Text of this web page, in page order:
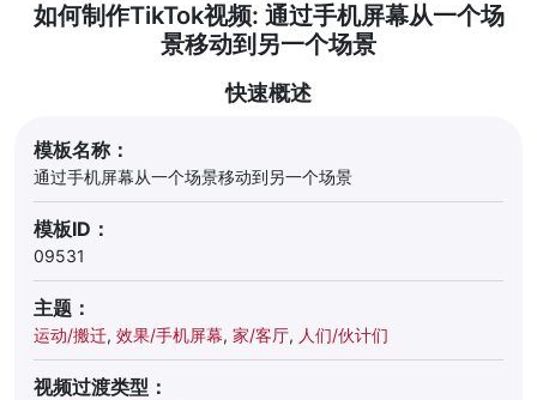
如何制作TikTok视频: 通过手机屏幕从一个场
景移动到另一个场景
快速概述
模板名称：
通过手机屏幕从一个场景移动到另一个场景
模板ID：
09531
主题：
运动/搬迁, 效果/手机屏幕, 家/客厅, 人们/伙计们
视频过渡类型：